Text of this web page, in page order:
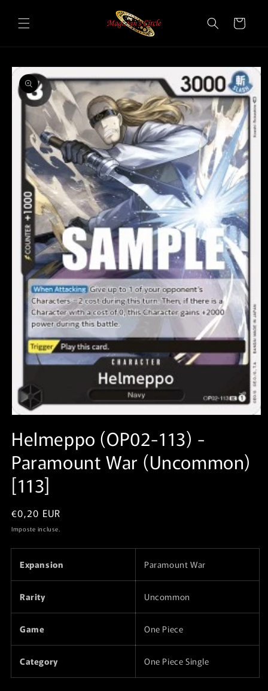
ai contenuti
Carrello
Passa alle
informazioni
sul prodotto
multimediali
1
in
finestra
modale
Helmeppo (OP02-113)⁣ -
Paramount War⁣ (Uncommon)⁣
[113]
Prezzo
di
€0,20 EUR
Imposte incluse.
Expansion Paramount War
Rarity Uncommon
Game One Piece
Category One Piece Single